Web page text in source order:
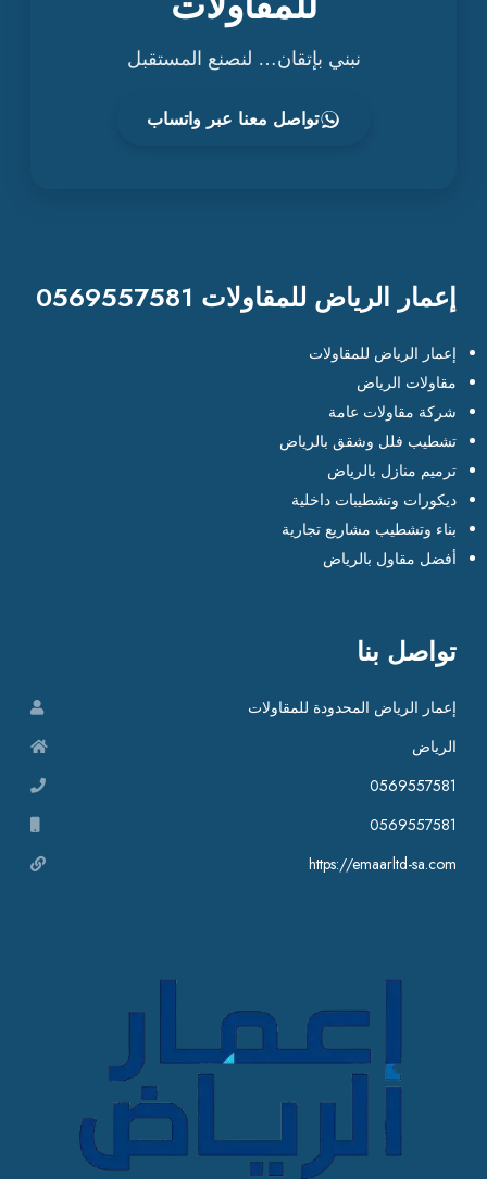
نبني بإتقان… لنصنع المستقبل
تواصل معنا عبر واتساب
إعمار الرياض للمقاولات 0569557581
إعمار الرياض للمقاولات
مقاولات الرياض
شركة مقاولات عامة
تشطيب فلل وشقق بالرياض
ترميم منازل بالرياض
ديكورات وتشطيبات داخلية
بناء وتشطيب مشاريع تجارية
أفضل مقاول بالرياض
تواصل بنا
إعمار الرياض المحدودة للمقاولات
الرياض
0569557581
0569557581
https://emaarltd-sa.com